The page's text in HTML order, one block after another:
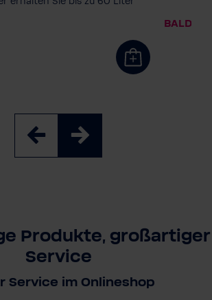
BALD
Produkte, großartiger
Service
Service im Onlineshop